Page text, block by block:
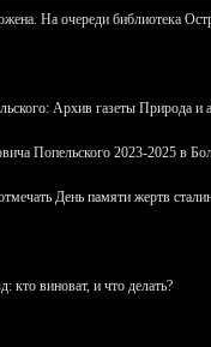
На очереди библиотека
Архив газеты Природа
Попельского 2023-2025 в
День памяти жертв
кто виноват, и что делать?